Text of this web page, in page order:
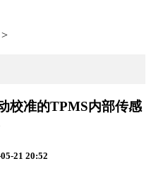
>
校准的TPMS内部传感
21 20:52